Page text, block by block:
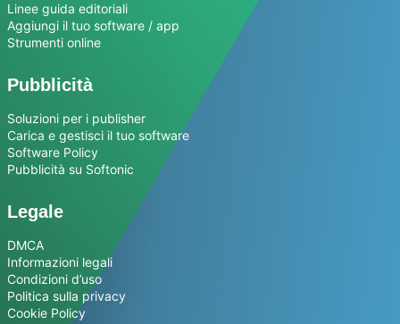
Linee guida editoriali
Aggiungi il tuo software / app
Strumenti online
Pubblicità
Soluzioni per i publisher
Carica e gestisci il tuo software
Software Policy
Pubblicità su Softonic
Legale
DMCA
Informazioni legali
Condizioni d’uso
Politica sulla privacy
Cookie Policy